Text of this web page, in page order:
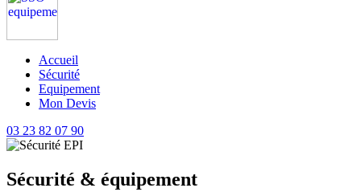
Accueil
Sécurité
Equipement
Mon Devis
03 23 82 07 90
Sécurité & équipement